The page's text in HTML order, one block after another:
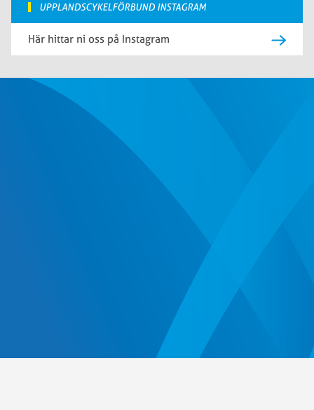
UPPLANDSCYKELFÖRBUND INSTAGRAM
Här hittar ni oss på Instagram